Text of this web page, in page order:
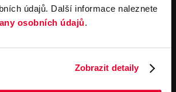
údajů. Další informace naleznete
osobních údajů.
Zobrazit detaily
Kariéra
Důležité odkazy
Cookies
Všeobecné obchodní
podmínky pro online